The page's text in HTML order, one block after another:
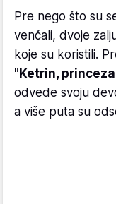
Pre nego što su
venčali, dvoje
koje su koristili.
"Ketrin,
odvede svoju
a više puta su